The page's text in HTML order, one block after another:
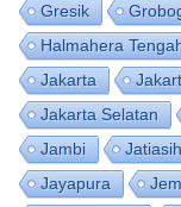
Gresik
Halmahera
Jakarta
Jakarta Selatan
Jambi
Jatiasih
Jayapura